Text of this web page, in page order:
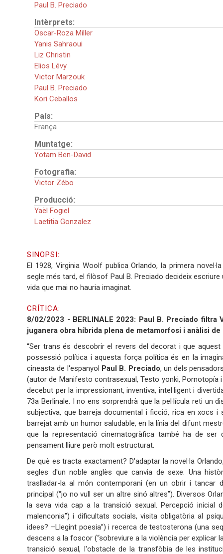
Paul B. Preciado
Intèrprets:
Oscar-Roza Miller
Yanis Sahraoui
Liz Christin
Elios Lévy
Victor Marzouk
Paul B. Preciado
Kori Ceballos
País:
França
Muntatge:
Yotam Ben-David
Fotografia:
Victor Zébo
Producció:
Yaël Fogiel
Laetitia Gonzalez
SINOPSI:
El 1928, Virginia Woolf publica Orlando, la primera
segle més tard, el filòsof Paul B. Preciado decideix
vida que mai no hauria imaginat.
CRÍTICA:
8/02/2023 - BERLINALE 2023: Paul B. Preciado
juganera obra híbrida plena de metamorfosi i anàlisi
“Ser trans és descobrir el revers del decorat i que
possessió política i aquesta força política és en la
cineasta de l'espanyol Paul B. Preciado, un dels
(autor de Manifesto contrasexual, Testo yonki, Pornotopía
decebut per la impressionant, inventiva, intel·ligent i
73a Berlinale. I no ens sorprendrà que la pel·lícula reti un
subjectiva, que barreja documental i ficció, rica en xocs
barrejat amb un humor saludable, en la línia del difunt
que la representació cinematogràfica també ha de
pensament lliure però molt estructurat.
De què es tracta exactament? D'adaptar la novel·la
segles d'un noble anglès que canvia de sexe. Una
traslladar-la al món contemporani (en un obrir i tancar
principal (“jo no vull ser un altre sinó altres”). Diversos
la seva vida cap a la transició sexual. Percepció inicial
malenconia”) i dificultats socials, visita obligatòria al
idees? –Llegint poesia”) i recerca de testosterona (una
descens a la foscor (“sobreviure a la violència per explicar
transició sexual, l'obstacle de la transfòbia de les